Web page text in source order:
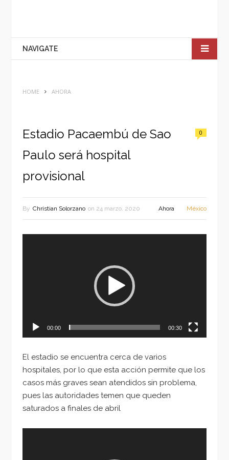
NAVIGATE
HOME AHORA
Estadio Pacaembú de Sao
Paulo será hospital
provisional
0
By Christian Solorzano on 24 marzo, 2020 Ahora México
00:00 00:30
El estadio se encuentra cerca de varios
hospitales, por lo que esta acción permite que los
casos más graves sean atendidos sin problema,
pues las autoridades temen que queden
saturados a finales de abril